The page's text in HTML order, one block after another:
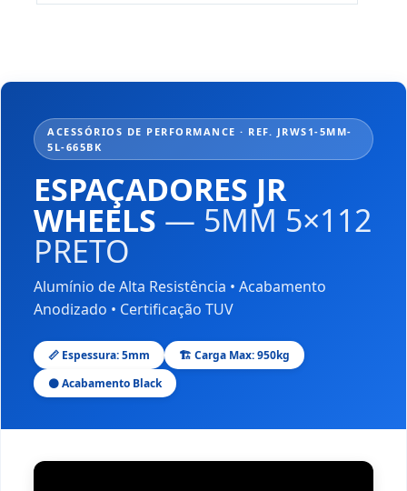
ACESSÓRIOS DE PERFORMANCE · REF. JRWS1-5MM-
5L-665BK
ESPAÇADORES JR
WHEELS — 5MM 5×112
PRETO
Alumínio de Alta Resistência • Acabamento
Anodizado • Certificação TUV
📏 Espessura: 5mm
🏗️ Carga Max: 950kg
⚫ Acabamento Black